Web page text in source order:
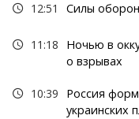
12:51 Силы
11:18
Ночью в
о взрывах
10:39
Россия
украинских